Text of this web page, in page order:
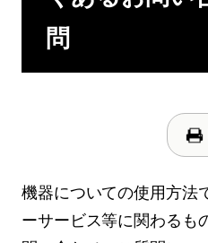
問
機器についての使用方法
ーサービス等に関わるも